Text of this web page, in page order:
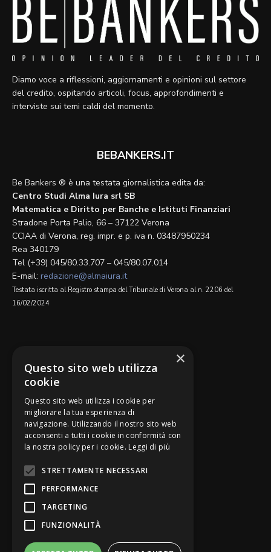
Diamo voce a riflessioni, aggiornamenti e opinioni sul settore
del credito, ospitando articoli, focus, approfondimenti e
interviste sui temi caldi del momento.
BEBANKERS.IT
Be Bankers ® è una testata giornalistica edita da:
Centro Studi Alma Iura srl SB
Matematica e Diritto per Banche e Istituti Finanziari
Stradone Porta Palio, 66 – 37122 Verona
CCIAA di Verona, reg. impr. e p. iva n. 03487950234
Rea 340179
Tel (+39) 045/80.33.707 – 045/80.07.014
E-mail: redazione@almaiura.it
Testata iscritta al Registro stampa del Tribunale di Verona al n. 2206 del
16/02/2024
Be Bankers è ideato da
×
Questo sito web utilizza
cookie
Questo sito web utilizza i cookie per
migliorare la tua esperienza di
navigazione. Utilizzando il nostro sito web
acconsenti a tutti i cookie in conformità con
la nostra policy per i cookie. Leggi di più
STRETTAMENTE NECESSARI
PERFORMANCE
TARGETING
FUNZIONALITÀ